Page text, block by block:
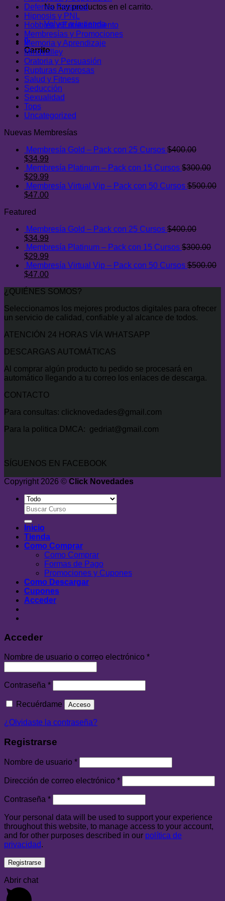
No hay productos en el carrito.
Volver a la tienda
0
Carrito
Defensa Personal
Hipnosis y PNL
Hobbies y Entretenimiento
Membresías y Promociones
Memoria y Aprendizaje
Mindvalley
Oratoria y Persuasión
Rupturas Amorosas
Salud y Fitness
Seducción
Sexualidad
Tops
Uncategorized
Nuevas Membresías
Membresía Gold – Pack con 25 Cursos $400.00
El
precio
original
era:
$400.00.
$34.99
precio
es:
$34.99.
Membresía Platinum – Pack con 15 Cursos $300.00
El
precio
original
$300.00.
$29.99
precio
actual
Membresía Virtual Vip – Pack con 50 Cursos $500.00
El
original
$500.00.
$47.00El
$47.00.
Featured
Membresía Gold – Pack con 25 Cursos $400.00
El
precio
original
era:
$400.00.
$34.99
precio
es:
$34.99.
Membresía Platinum – Pack con 15 Cursos $300.00
El
precio
original
$300.00.
$29.99
precio
actual
$29.99.
Membresía Virtual Vip – Pack con 50 Cursos $500.00
El
original
$500.00.
$47.00El
actual
$47.00.
¿QUIÉNES SOMOS?
Seleccionamos los mejores productos digitales para ofrecer
un servicio de calidad, confiable y al alcance de todos.
ATENCIÓN 24 HORAS VÍA WHATSAPP
DESCARGAS AUTOMÁTICAS
Al comprar algún producto tu pedido se procesará en
automático llegando a tu correo los enlaces de descarga.
CONTACTO
Para consultas: clicknovedades@gmail.com
Para la politica DMCA: gedriat@gmail.com
SÍGUENOS EN FACEBOOK
Copyright 2026 © Click Novedades
Buscar
por:
Inicio
Tienda
Como Comprar
Como Comprar
Formas de Pago
Promociones y Cupones
Como Descargar
Cupones
Acceder
Acceder
Nombre de usuario o correo electrónico *
Contraseña *
Recuérdame Acceso
¿Olvidaste la contraseña?
Registrarse
Nombre de usuario *
Dirección de correo electrónico *
Contraseña *
Your personal data will be used to support your experience
throughout this website, to manage access to your account,
and for other purposes described in our política de
privacidad.
Registrarse
Abrir chat